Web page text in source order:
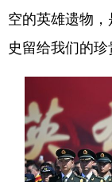
空的英雄遗物
史留给我们的珍